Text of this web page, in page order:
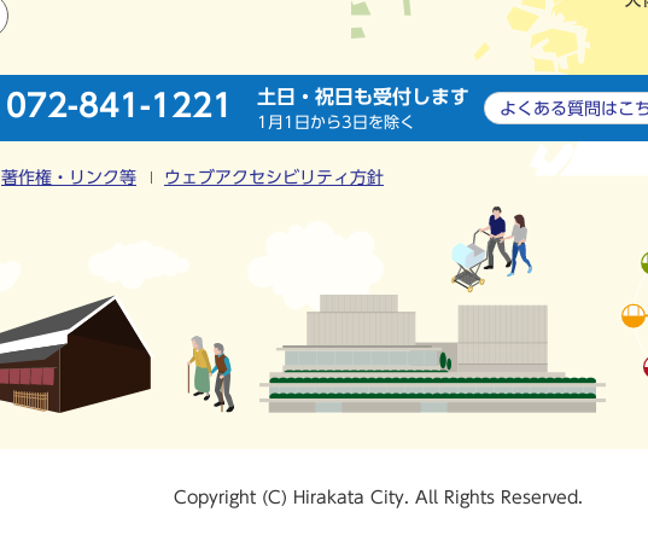
072-841-1221 土日・祝日も受付します
1月1日から3日を除く
よくある質問は こ
著作権・リンク等 ウェブアクセシビリティ方針
Copyright (C) Hirakata City. All Rights Reserved.